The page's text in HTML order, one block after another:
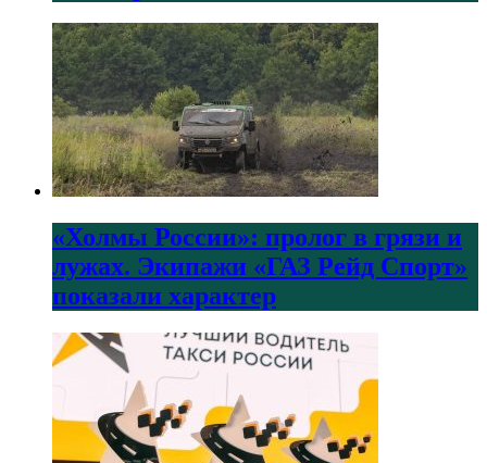
«Холмы России»: пролог в грязи и
лужах. Экипажи «ГАЗ Рейд Спорт»
показали характер